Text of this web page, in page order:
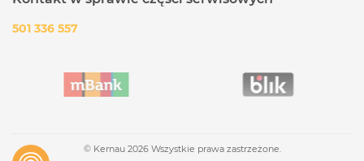
501 336 557
© Kernau 2026 Wszystkie prawa zastrzeżone.